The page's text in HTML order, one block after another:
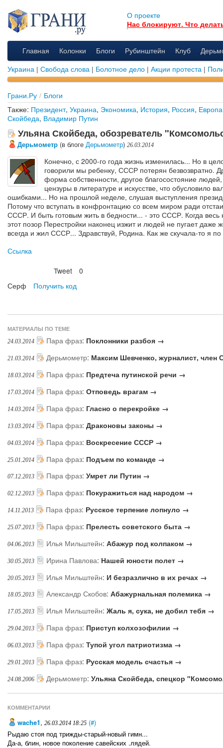
О проекте
Нас блокируют. Что
Главная Колонки Блоги Рубинштейн Клуб
Украина | Свобода слова | Болотное дело | Акции протеста |
Грани.Ру / Блоги
Также: Президент, Украина, Экономика, История, Россия, Европа
Скойбеда, Владимир Путин
Ульяна Скойбеда, обозреватель
Дерьмометр (в блоге Дерьмометр) 26.03.2014
Конечно, с 2000-го года жизнь изменилась... Но в
говорили мы ребенку, СССР потерян безвозвратно.
форма собственности, другое благосостояние людей,
цензуры в литературе и искусстве, что обусловило
ошибками... Но на прошлой неделе, слушая выступления
Потому что вступать в конфронтацию со всем миром ради
СССР. И быть готовым жить в бедности... - это СССР. Когда весь
этот позор Перестройки наконец изжит и людей не пугает даже
всегда и жил СССР... Здравствуй, Родина. Как же скучала-то я по
Ссылка
Tweet
0
Серф
Получить код
МАТЕРИАЛЫ ПО ТЕМЕ
24.03.2014 Пара фраз: Поклонники разбоя →
21.03.2014 Дерьмометр: Максим Шевченко, журналист, член
18.03.2014 Пара фраз: Предтеча путинской речи →
17.03.2014 Пара фраз: Отповедь врагам →
14.03.2014 Пара фраз: Гласно о перекройке →
13.03.2014 Пара фраз: Драконовы законы →
04.03.2014 Пара фраз: Воскресение СССР →
25.01.2014 Пара фраз: Подъем по команде →
07.12.2013 Пара фраз: Умрет ли Путин →
02.12.2013 Пара фраз: Покуражиться над народом →
14.11.2013 Пара фраз: Русское терпение лопнуло →
25.07.2013 Пара фраз: Прелесть советского быта →
04.06.2013 Илья Мильштейн: Абажур под колпаком →
30.05.2013 Ирина Павлова: Нашей юности полет →
20.05.2013 Илья Мильштейн: И безразлично в их речах →
18.05.2013 Александр Скобов: Абажурнальная полемика →
17.05.2013 Илья Мильштейн: Жаль я, сука, не добил тебя →
29.04.2013 Пара фраз: Приступ колхозофилии →
06.03.2013 Пара фраз: Тупой угол патриотизма →
29.01.2013 Пара фраз: Русская модель счастья →
24.08.2006 Дерьмометр: Ульяна Скойбеда, спецкор
КОММЕНТАРИИ
wache1, 26.03.2014 18:25 (#)
Рыдаю стоя под трижды-старый-новый гимн...
Да-а, блин, новое поколение савейских .лядей.